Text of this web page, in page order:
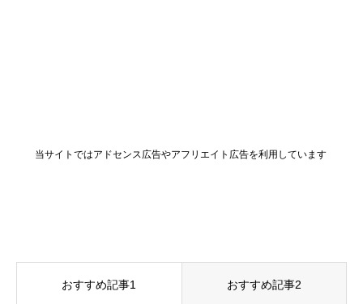
当サイトではアドセンス広告やアフリエイト広告を利用しています
おすすめ記事1 おすすめ記事2